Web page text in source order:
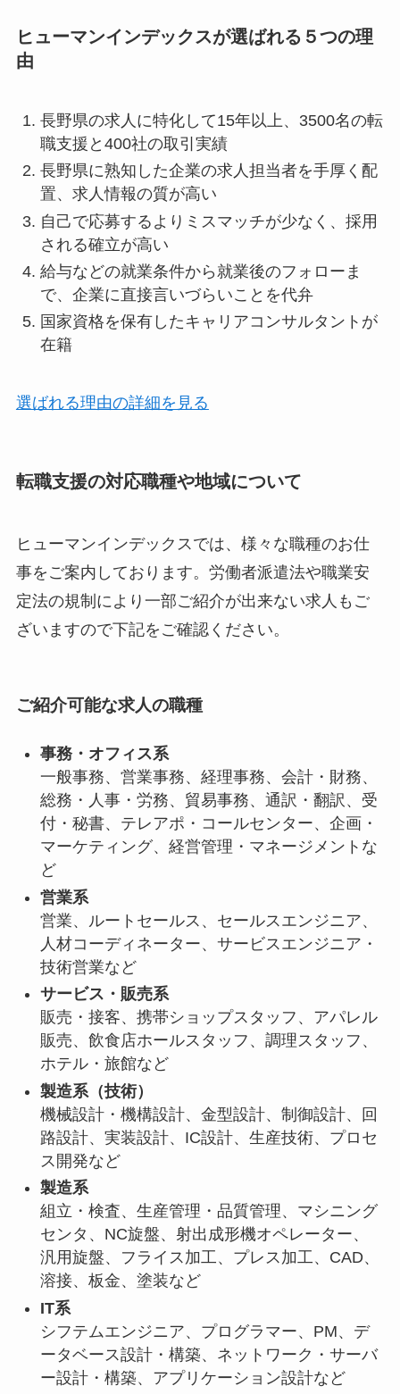
ヒューマンインデックスが選ばれる５つの理
由
長野県の求人に特化して15年以上、3500名の転
職支援と400社の取引実績
長野県に熟知した企業の求人担当者を手厚く配
置、求人情報の質が高い
自己で応募するよりミスマッチが少なく、採用
される確立が高い
給与などの就業条件から就業後のフォローま
で、企業に直接言いづらいことを代弁
国家資格を保有したキャリアコンサルタントが
在籍
選ばれる理由の詳細を見る
転職支援の対応職種や地域について
ヒューマンインデックスでは、様々な職種のお仕
事をご案内しております。労働者派遣法や職業安
定法の規制により一部ご紹介が出来ない求人もご
ざいますので下記をご確認ください。
ご紹介可能な求人の職種
事務・オフィス系
一般事務、営業事務、経理事務、会計・財務、
総務・人事・労務、貿易事務、通訳・翻訳、受
付・秘書、テレアポ・コールセンター、企画・
マーケティング、経営管理・マネージメントな
ど
営業系
営業、ルートセールス、セールスエンジニア、
人材コーディネーター、サービスエンジニア・
技術営業など
サービス・販売系
販売・接客、携帯ショップスタッフ、アパレル
販売、飲食店ホールスタッフ、調理スタッフ、
ホテル・旅館など
製造系（技術）
機械設計・機構設計、金型設計、制御設計、回
路設計、実装設計、IC設計、生産技術、プロセ
ス開発など
製造系
組立・検査、生産管理・品質管理、マシニング
センタ、NC旋盤、射出成形機オペレーター、
汎用旋盤、フライス加工、プレス加工、CAD、
溶接、板金、塗装など
IT系
シフテムエンジニア、プログラマー、PM、デ
ータベース設計・構築、ネットワーク・サーバ
ー設計・構築、アプリケーション設計など